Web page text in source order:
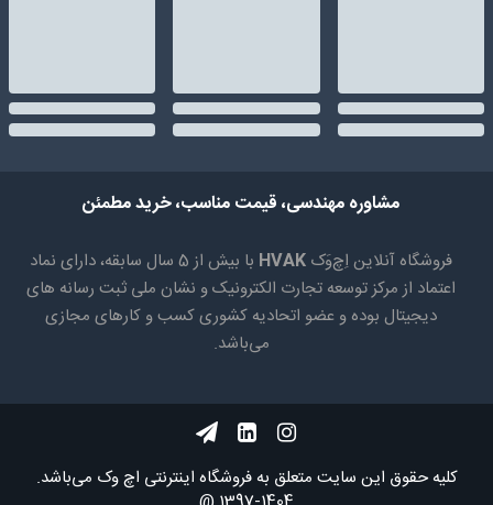
مشاوره مهندسی، قیمت مناسب، خرید مطمئن
فروشگاه آنلاین اِچ‌وَک HVAK
با بیش از 5 سال سابقه، دارای نماد
اعتماد از مرکز توسعه تجارت الکترونیک و نشان ملی ثبت رسانه های
دیجیتال بوده و عضو اتحادیه کشوری کسب و کارهای مجازی
می‌باشد.
کلیه حقوق اين سايت متعلق به فروشگاه اینترنتی اچ وک می‌باشد.